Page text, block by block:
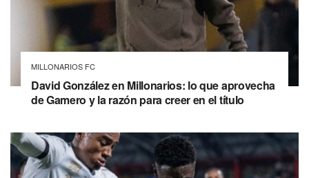
MILLONARIOS FC
David González en Millonarios: lo que aprovecha
de Gamero y la razón para creer en el título